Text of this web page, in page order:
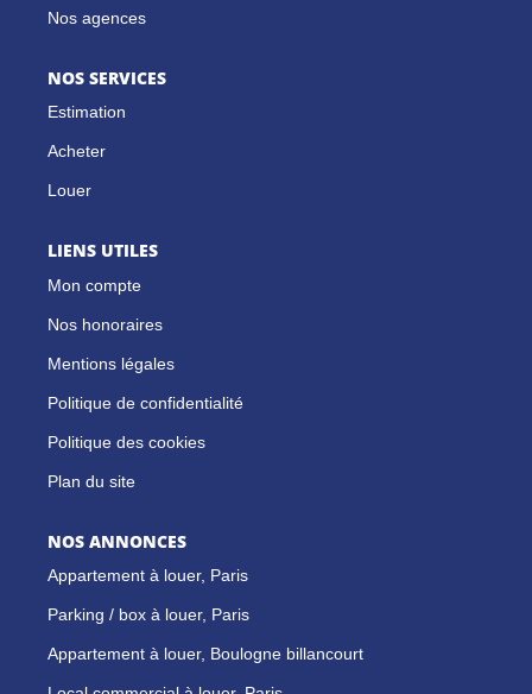
Nos agences
NOS SERVICES
Estimation
Acheter
Louer
LIENS UTILES
Mon compte
Nos honoraires
Mentions légales
Politique de confidentialité
Politique des cookies
Plan du site
NOS ANNONCES
Appartement à louer, Paris
Parking / box à louer, Paris
Appartement à louer, Boulogne billancourt